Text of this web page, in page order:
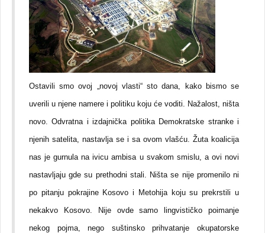
Ostavili smo ovoj „novoj vlasti“ sto dana, kako bismo se
uverili u njene namere i politiku koju će voditi. Nažalost, ništa
novo. Odvratna i izdajnička politika Demokratske stranke i
njenih satelita, nastavlja se i sa ovom vlašću. Žuta koalicija
nas je gurnula na ivicu ambisa u svakom smislu, a ovi novi
nastavljaju gde su prethodni stali. Ništa se nije promenilo ni
po pitanju pokrajine Kosovo i Metohija koju su prekrstili u
nekakvo Kosovo. Nije ovde samo lingvističko poimanje
nekog pojma, nego suštinsko prihvatanje okupatorske